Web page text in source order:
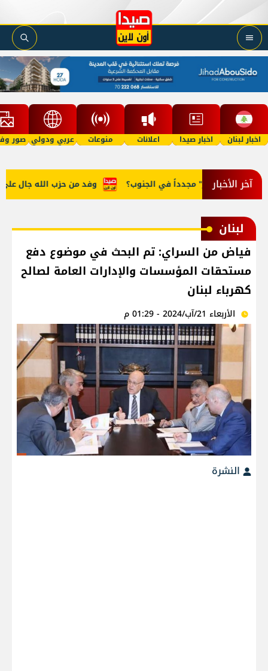
اخبار لبنان اخبار صيدا اعلانات منوعات عربي ودولي صور
آخر الأخبار وفد من حزب الله جال على هل "تنفجر" مجدداً في الجنوب؟
لبنان
فياض من السراي: تم البحث في موضوع دفع
مستحقات المؤسسات والإدارات العامة لصالح
كهرباء لبنان
الأربعاء 21/آب/2024 - 01:29 م
النشرة